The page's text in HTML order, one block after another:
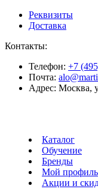
Реквизиты
Доставка
Контакты:
Телефон: +7
Почта:
Адрес: Москва,
Каталог
Обучение
Бренды
Мой профиль
Акции и